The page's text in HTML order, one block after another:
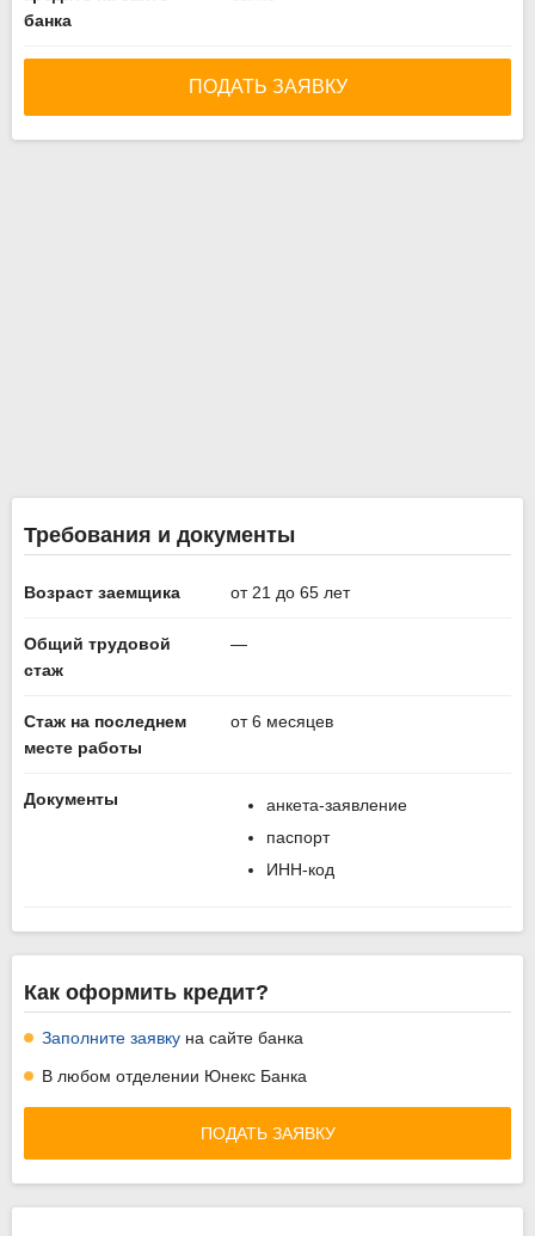
банка
ПОДАТЬ ЗАЯВКУ
Требования и документы
Возраст заемщика от 21 до 65 лет
Общий трудовой
стаж
—
Стаж на последнем
месте работы
от 6 месяцев
Документы
анкета-заявление
паспорт
ИНН-код
Как оформить кредит?
Заполните заявку на сайте банка
В любом отделении Юнекс Банка
ПОДАТЬ ЗАЯВКУ